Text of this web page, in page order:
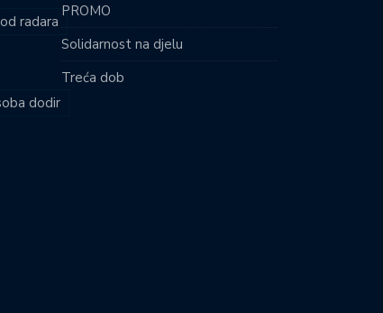
radara
dodir
PROMO
Solidarnost na djelu
Treća dob